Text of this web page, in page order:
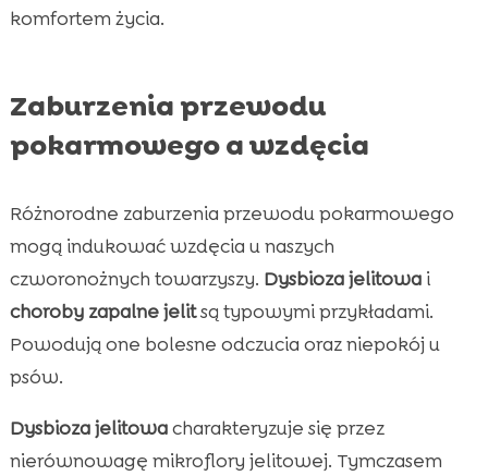
komfortem życia.
Zaburzenia przewodu
pokarmowego a wzdęcia
Różnorodne zaburzenia przewodu pokarmowego
mogą indukować wzdęcia u naszych
czworonożnych towarzyszy. Dysbioza jelitowai
choroby zapalne jelitsą typowymi przykładami.
Powodują one bolesne odczucia oraz niepokój u
psów.
Dysbioza jelitowacharakteryzuje się przez
nierównowagę mikroflory jelitowej. Tymczasem